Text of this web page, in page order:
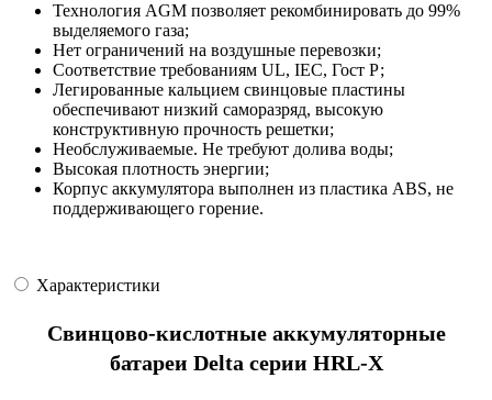
Технология AGM позволяет рекомбинировать до 99%
выделяемого газа;
Нет ограничений на воздушные перевозки;
Соответствие требованиям UL, IEC, Гост Р;
Легированные кальцием свинцовые пластины
обеспечивают низкий саморазряд, высокую
конструктивную прочность решетки;
Необслуживаемые. Не требуют долива воды;
Высокая плотность энергии;
Корпус аккумулятора выполнен из пластика ABS, не
поддерживающего горение.
Характеристики
Свинцово-кислотные аккумуляторные
батареи Delta серии HRL-X